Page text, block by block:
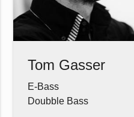
Tom Gasser
E-Bass
Doubble Bass